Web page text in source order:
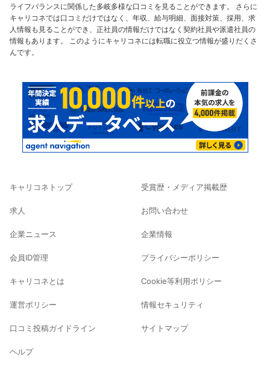
ライフバランスに関係した多岐多様な口コミを見ることができます。 さらに
キャリコネでは口コミだけではなく、年収、給与明細、面接対策、採用、求
人情報も見ることができ、正社員の情報だけではなく契約社員や派遣社員の
情報もあります。 このようにキャリコネには転職に役立つ情報が盛りだくさ
んです。
キャリコネトップ
求人
企業ニュース
会員ID管理
キャリコネとは
運営ポリシー
口コミ投稿ガイドライン
ヘルプ
受賞歴・メディア掲載歴
お問い合わせ
企業情報
プライバシーポリシー
Cookie等利用ポリシー
情報セキュリティ
サイトマップ